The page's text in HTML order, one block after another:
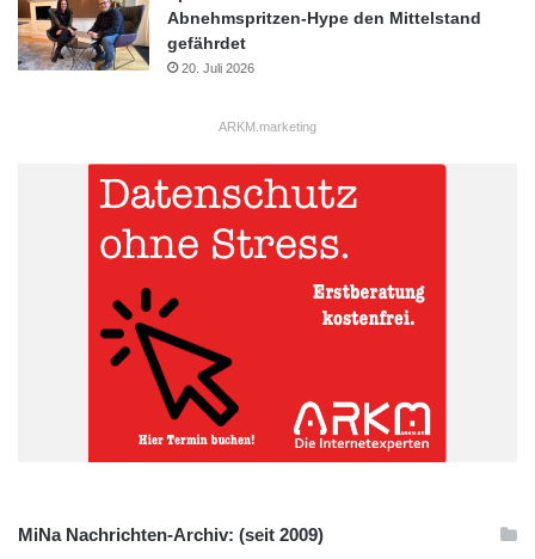
Abnehmspritzen-Hype den Mittelstand
gefährdet
20. Juli 2026
ARKM.marketing
MiNa Nachrichten-Archiv: (seit 2009)